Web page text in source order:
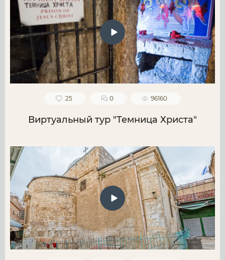
25 0 96160
Виртуальный тур "Темница Христа"